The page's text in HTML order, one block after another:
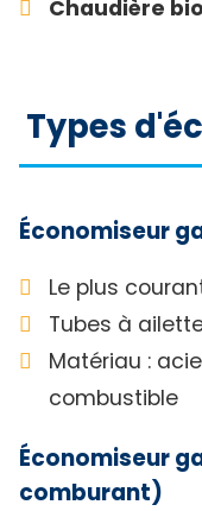
Chaudière
Types
Économiseur
Le plus
Tubes à
Matériau :
combustible
Économiseur
comburant)